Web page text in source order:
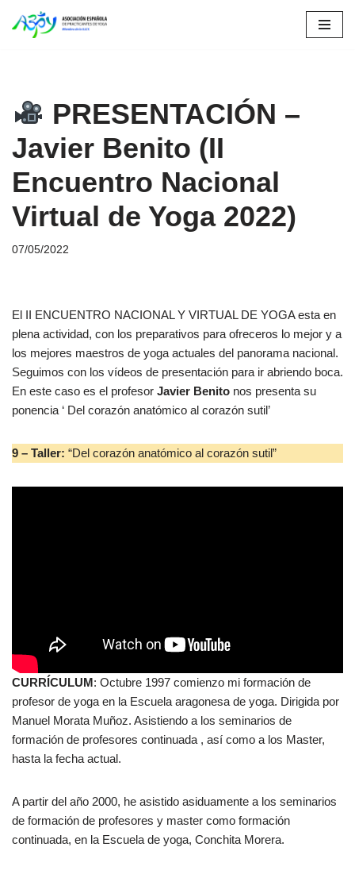
Saltar
PRESENTACIÓN –
Javier Benito (II
Encuentro Nacional
Virtual de Yoga 2022)
07/05/2022
El II ENCUENTRO NACIONAL Y VIRTUAL DE YOGA esta en
plena actividad, con los preparativos para ofreceros lo mejor y a
los mejores maestros de yoga actuales del panorama nacional.
Seguimos con los vídeos de presentación para ir abriendo boca.
En este caso es el profesor Javier Benito nos presenta su
ponencia ‘ Del corazón anatómico al corazón sutil’
9 – Taller: “Del corazón anatómico al corazón sutil”
CURRÍCULUM: Octubre 1997 comienzo mi formación de
profesor de yoga en la Escuela aragonesa de yoga. Dirigida por
Manuel Morata Muñoz. Asistiendo a los seminarios de
formación de profesores continuada , así como a los Master,
hasta la fecha actual.
A partir del año 2000, he asistido asiduamente a los seminarios
de formación de profesores y master como formación
continuada, en la Escuela de yoga, Conchita Morera.